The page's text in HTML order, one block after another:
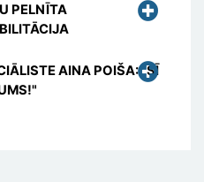
PELNĪTA
AINA POIŠA: "ŠĪ